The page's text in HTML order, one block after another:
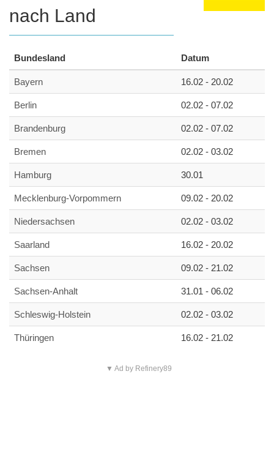
nach Land
Bundesland Datum
Bayern 16.02 - 20.02
Berlin 02.02 - 07.02
Brandenburg 02.02 - 07.02
Bremen 02.02 - 03.02
Hamburg 30.01
Mecklenburg-Vorpommern 09.02 - 20.02
Niedersachsen 02.02 - 03.02
Saarland 16.02 - 20.02
Sachsen 09.02 - 21.02
Sachsen-Anhalt 31.01 - 06.02
Schleswig-Holstein 02.02 - 03.02
Thüringen 16.02 - 21.02
▼ Ad by Refinery89